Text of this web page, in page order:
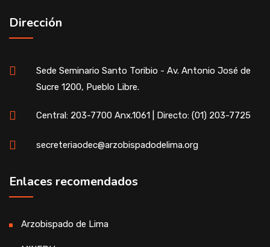
Dirección
Sede Seminario Santo Toribio - Av. Antonio José de
Sucre 1200, Pueblo Libre.
Central: 203-7700 Anx.1061 | Directo: (01) 203-7725
secreteriaodec@arzobispadodelima.org
Enlaces recomendados
Arzobispado de Lima